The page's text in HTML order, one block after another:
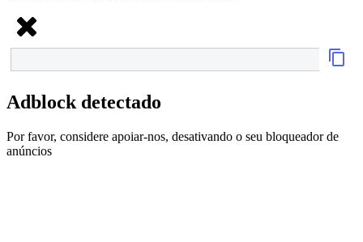
Adblock detectado
Por favor, considere apoiar-nos, desativando o seu bloqueador de
anúncios